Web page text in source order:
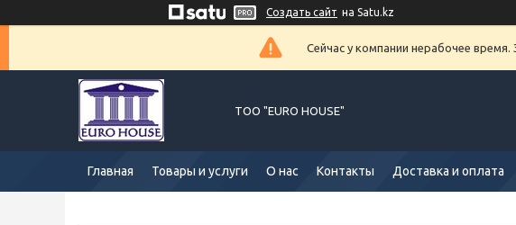
Создать сайт на Satu.kz
Сейчас у компании нерабочее
ТОО "EURO HOUSE"
Главная Товары и услуги О нас Контакты Доставка и оплата